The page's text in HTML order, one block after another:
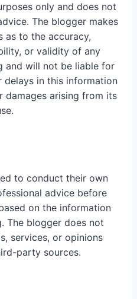
only and does not
The blogger makes
as to the accuracy,
or validity of any
and will not be liable for
delays in this information
damages arising from its
to conduct their own
advice before
on the information
The blogger does not
services, or opinions
party sources.